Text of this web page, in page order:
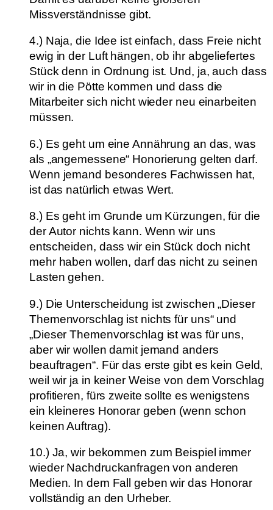
Missverständnisse gibt.
4.) Naja, die Idee ist einfach, dass Freie nicht
ewig in der Luft hängen, ob ihr abgeliefertes
Stück denn in Ordnung ist. Und, ja, auch dass
wir in die Pötte kommen und dass die
Mitarbeiter sich nicht wieder neu einarbeiten
müssen.
6.) Es geht um eine Annährung an das, was
als „angemessene“ Honorierung gelten darf.
Wenn jemand besonderes Fachwissen hat,
ist das natürlich etwas Wert.
8.) Es geht im Grunde um Kürzungen, für die
der Autor nichts kann. Wenn wir uns
entscheiden, dass wir ein Stück doch nicht
mehr haben wollen, darf das nicht zu seinen
Lasten gehen.
9.) Die Unterscheidung ist zwischen „Dieser
Themenvorschlag ist nichts für uns“ und
„Dieser Themenvorschlag ist was für uns,
aber wir wollen damit jemand anders
beauftragen“. Für das erste gibt es kein Geld,
weil wir ja in keiner Weise von dem Vorschlag
profitieren, fürs zweite sollte es wenigstens
ein kleineres Honorar geben (wenn schon
keinen Auftrag).
10.) Ja, wir bekommen zum Beispiel immer
wieder Nachdruckanfragen von anderen
Medien. In dem Fall geben wir das Honorar
vollständig an den Urheber.